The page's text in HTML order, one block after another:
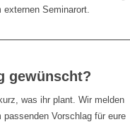
externen Seminarort.
gewünscht?
was ihr plant. Wir melden
passenden Vorschlag für eure